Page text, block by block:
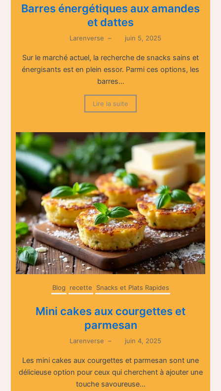
Barres énergétiques aux amandes
et dattes
Larenverse – juin 5, 2025
Sur le marché actuel, la recherche de snacks sains et
énergisants est en plein essor. Parmi ces options, les
barres...
Lire la suite
Blog recette Snacks et Plats Rapides
Mini cakes aux courgettes et
parmesan
Larenverse – juin 4, 2025
Les mini cakes aux courgettes et parmesan sont une
délicieuse option pour ceux qui cherchent à ajouter une
touche savoureuse...